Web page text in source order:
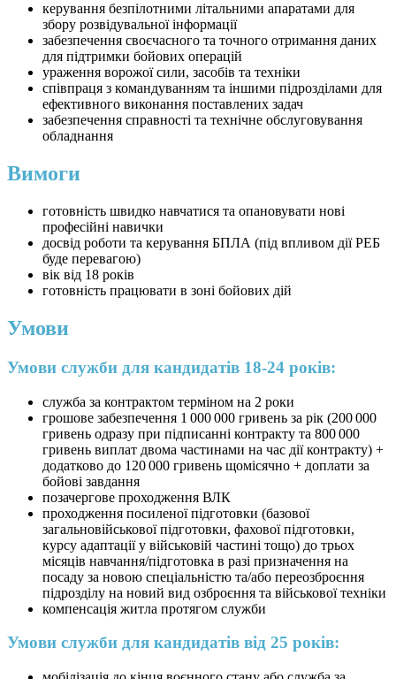
керування безпілотними літальними апаратами для
збору розвідувальної інформації
забезпечення своєчасного та точного отримання даних
для підтримки бойових операцій
ураження ворожої сили, засобів та техніки
співпраця з командуванням та іншими підрозділами для
ефективного виконання поставлених задач
забезпечення справності та технічне обслуговування
обладнання
Вимоги
готовність швидко навчатися та опановувати нові
професійні навички
досвід роботи та керування БПЛА (під впливом дії РЕБ
буде перевагою)
вік від 18 років
готовність працювати в зоні бойових дій
Умови
Умови служби для кандидатів 18-24 років:
служба за контрактом терміном на 2 роки
грошове забезпечення 1 000 000 гривень за рік (200 000
гривень одразу при підписанні контракту та 800 000
гривень виплат двома частинами на час дії контракту) +
додатково до 120 000 гривень щомісячно + доплати за
бойові завдання
позачергове проходження ВЛК
проходження посиленої підготовки (базової
загальновійськової підготовки, фахової підготовки,
курсу адаптації у військовій частині тощо) до трьох
місяців навчання/підготовка в разі призначення на
посаду за новою спеціальністю та/або переозброєння
підрозділу на новий вид озброєння та військової техніки
компенсація житла протягом служби
Умови служби для кандидатів від 25 років: